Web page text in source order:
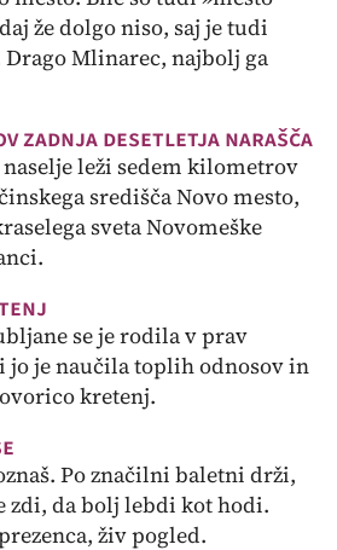
že dolgo niso, saj je tudi
Mlinarec, najbolj ga
zadnja desetletja narašča
leži sedem kilometrov
središča Novo mesto,
sveta Novomeške
se je rodila v prav
jo je naučila toplih odnosov in
kretenj.
Po značilni baletni drži,
zdi, da bolj lebdi kot hodi.
živ pogled.